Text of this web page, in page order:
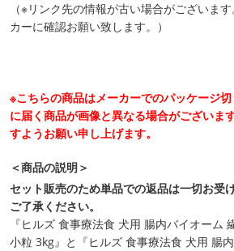
（※リンク先の情報が古い場合がございま
カーに確認お願い致します。）
※こちらの商品はメーカーでのパッケージ
に届く商品が画像と異なる場合がございま
すようお願い申し上げます。
＜商品の説明＞
セット販売のため単品での返品は一切お受
ご了承ください。
『ヒルズ 食事療法食 犬用 腸内バイオーム
小粒 3kg』と『ヒルズ 食事療法食 犬用 腸